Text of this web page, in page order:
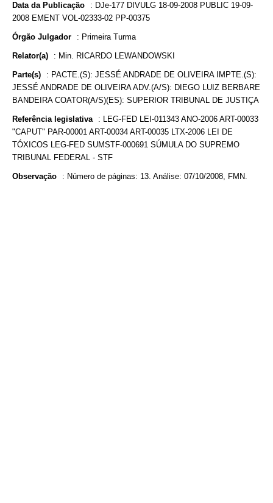
Data da Publicação : DJe-177 DIVULG 18-09-2008 PUBLIC 19-09-
2008 EMENT VOL-02333-02 PP-00375
Órgão Julgador : Primeira Turma
Relator(a) : Min. RICARDO LEWANDOWSKI
Parte(s) : PACTE.(S): JESSÉ ANDRADE DE OLIVEIRA IMPTE.(S):
JESSÉ ANDRADE DE OLIVEIRA ADV.(A/S): DIEGO LUIZ BERBARE
BANDEIRA COATOR(A/S)(ES): SUPERIOR TRIBUNAL DE JUSTIÇA
Referência legislativa : LEG-FED LEI-011343 ANO-2006 ART-00033
"CAPUT" PAR-00001 ART-00034 ART-00035 LTX-2006 LEI DE
TÓXICOS LEG-FED SUMSTF-000691 SÚMULA DO SUPREMO
TRIBUNAL FEDERAL - STF
Observação : Número de páginas: 13. Análise: 07/10/2008, FMN.